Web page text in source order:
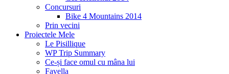
Concursuri
Bike 4 Mountains 2014
Prin vecini
Proiectele Mele
Le Pisillique
WP Trip Summary
Ce-și face omul cu mâna lui
Favella